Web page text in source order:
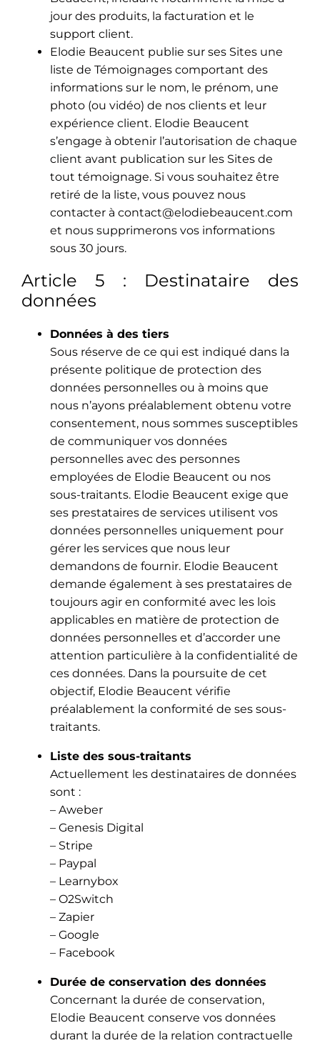
jour des produits, la facturation et le
support client.
Elodie Beaucent publie sur ses Sites une
liste de Témoignages comportant des
informations sur le nom, le prénom, une
photo (ou vidéo) de nos clients et leur
expérience client. Elodie Beaucent
s’engage à obtenir l’autorisation de chaque
client avant publication sur les Sites de
tout témoignage. Si vous souhaitez être
retiré de la liste, vous pouvez nous
contacter à contact@elodiebeaucent.com
et nous supprimerons vos informations
sous 30 jours.
Article 5 : Destinataire des
données
Données à des tiers
Sous réserve de ce qui est indiqué dans la
présente politique de protection des
données personnelles ou à moins que
nous n’ayons préalablement obtenu votre
consentement, nous sommes susceptibles
de communiquer vos données
personnelles avec des personnes
employées de Elodie Beaucent ou nos
sous-traitants. Elodie Beaucent exige que
ses prestataires de services utilisent vos
données personnelles uniquement pour
gérer les services que nous leur
demandons de fournir. Elodie Beaucent
demande également à ses prestataires de
toujours agir en conformité avec les lois
applicables en matière de protection de
données personnelles et d’accorder une
attention particulière à la confidentialité de
ces données. Dans la poursuite de cet
objectif, Elodie Beaucent vérifie
préalablement la conformité de ses sous-
traitants.
Liste des sous-traitants
Actuellement les destinataires de données
sont :
– Aweber
– Genesis Digital
– Stripe
– Paypal
– Learnybox
– O2Switch
– Zapier
– Google
– Facebook
Durée de conservation des données
Concernant la durée de conservation,
Elodie Beaucent conserve vos données
durant la durée de la relation contractuelle